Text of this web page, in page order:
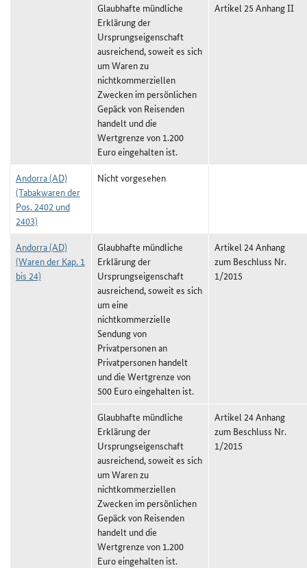
Glaubhafte mündliche
Erklärung der
Ursprungseigenschaft
ausreichend, soweit es sich
um Waren zu
nichtkommerziellen
Zwecken im persönlichen
Gepäck von Reisenden
handelt und die
Wertgrenze von 1.200
Euro eingehalten ist.
Artikel 25 Anhang II
Andorra (AD)
(Tabakwaren der
Pos. 2402 und
2403)
Nicht vorgesehen
Andorra (AD)
(Waren der Kap. 1
bis 24)
Glaubhafte mündliche
Erklärung der
Ursprungseigenschaft
ausreichend, soweit es sich
um eine
nichtkommerzielle
Sendung von
Privatpersonen an
Privatpersonen handelt
und die Wertgrenze von
500 Euro eingehalten ist.
Artikel 24 Anhang
zum Beschluss Nr.
1/2015
Glaubhafte mündliche
Erklärung der
Ursprungseigenschaft
ausreichend, soweit es sich
um Waren zu
nichtkommerziellen
Zwecken im persönlichen
Gepäck von Reisenden
handelt und die
Wertgrenze von 1.200
Euro eingehalten ist.
Artikel 24 Anhang
zum Beschluss Nr.
1/2015